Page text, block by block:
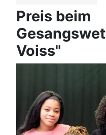
Preis beim
Voiss"